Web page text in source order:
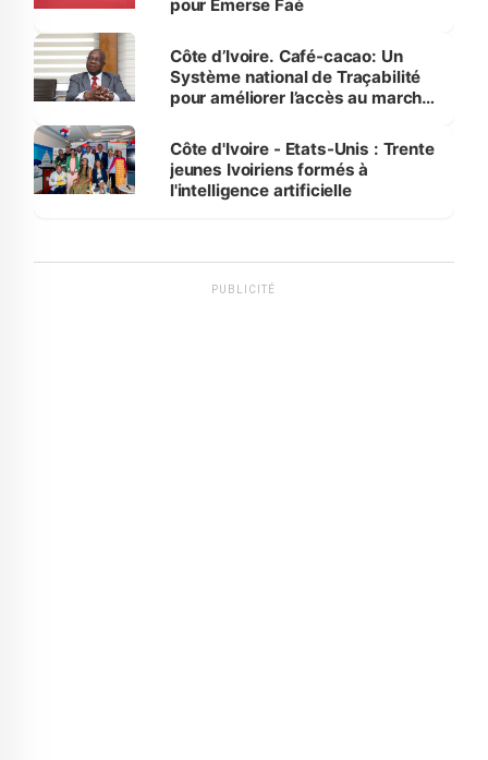
pour Emerse Faé
Côte d’Ivoire. Café-cacao: Un
Système national de Traçabilité
pour améliorer l’accès au marché
Côte d'Ivoire - Etats-Unis : Trente
jeunes Ivoiriens formés à
l'intelligence artificielle
PUBLICITÉ